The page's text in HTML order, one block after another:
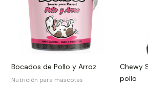
Bocados de Pollo y Arroz
Nutrición para mascotas
Chewy
pollo